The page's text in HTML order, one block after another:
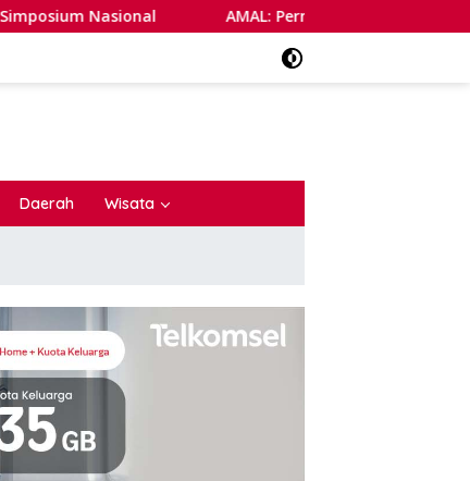
AMAL: Pernyataan Bupati BZ Bukan Kritik ASN, Melainkan
Daerah Wisata